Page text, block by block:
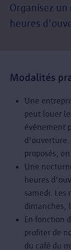
Organisez
heures
Modalités
Une
peut louer
événement
d'ouverture.
proposés,
Une
heures
samedi. Les
dimanches,
En fonction
profiter de
du café du